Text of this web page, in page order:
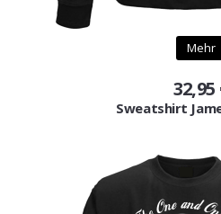
Mehr
32,95
Sweatshirt